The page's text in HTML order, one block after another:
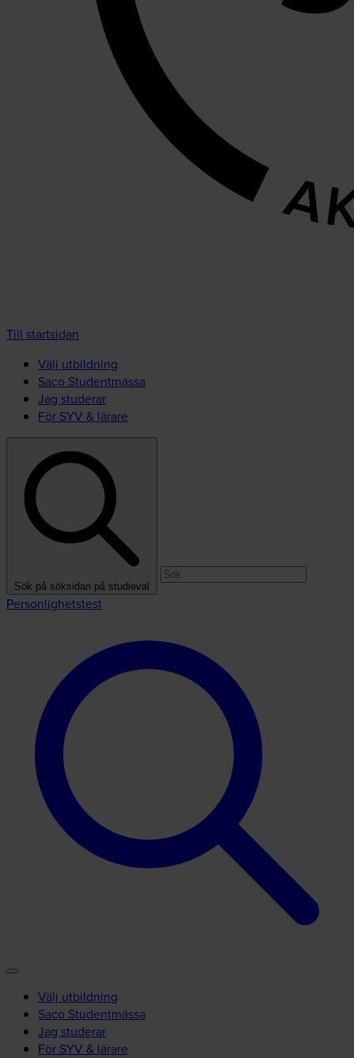
Till startsidan
Välj utbildning
Saco Studentmässa
Jag studerar
För SYV & lärare
Sök på söksidan på studieval
Personlighetstest
Välj utbildning
Saco Studentmässa
Jag studerar
För SYV & lärare